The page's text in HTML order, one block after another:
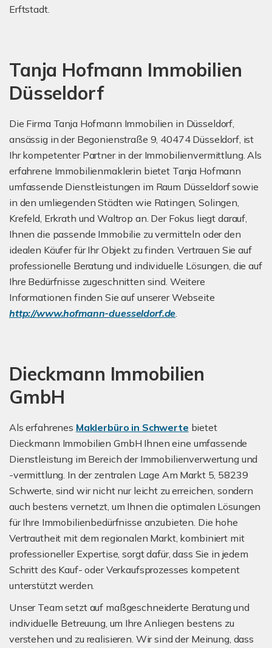
Erftstadt.
Tanja Hofmann Immobilien
Düsseldorf
Die Firma Tanja Hofmann Immobilien in Düsseldorf,
ansässig in der Begonienstraße 9, 40474 Düsseldorf, ist
Ihr kompetenter Partner in der Immobilienvermittlung. Als
erfahrene Immobilienmaklerin bietet Tanja Hofmann
umfassende Dienstleistungen im Raum Düsseldorf sowie
in den umliegenden Städten wie Ratingen, Solingen,
Krefeld, Erkrath und Waltrop an. Der Fokus liegt darauf,
Ihnen die passende Immobilie zu vermitteln oder den
idealen Käufer für Ihr Objekt zu finden. Vertrauen Sie auf
professionelle Beratung und individuelle Lösungen, die auf
Ihre Bedürfnisse zugeschnitten sind. Weitere
Informationen finden Sie auf unserer Webseite
http://www.hofmann-duesseldorf.de.
Dieckmann Immobilien
GmbH
Als erfahrenes Maklerbüro in Schwerte bietet
Dieckmann Immobilien GmbH Ihnen eine umfassende
Dienstleistung im Bereich der Immobilienverwertung und
-vermittlung. In der zentralen Lage Am Markt 5, 58239
Schwerte, sind wir nicht nur leicht zu erreichen, sondern
auch bestens vernetzt, um Ihnen die optimalen Lösungen
für Ihre Immobilienbedürfnisse anzubieten. Die hohe
Vertrautheit mit dem regionalen Markt, kombiniert mit
professioneller Expertise, sorgt dafür, dass Sie in jedem
Schritt des Kauf- oder Verkaufsprozesses kompetent
unterstützt werden.
Unser Team setzt auf maßgeschneiderte Beratung und
individuelle Betreuung, um Ihre Anliegen bestens zu
verstehen und zu realisieren. Wir sind der Meinung, dass